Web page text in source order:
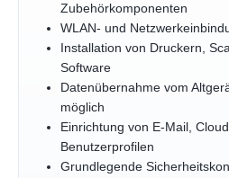
Zubehörkomponenten
WLAN- und
Installation von Druckern,
Software
Datenübernahme vom
möglich
Einrichtung von E-Mail,
Benutzerprofilen
Grundlegende